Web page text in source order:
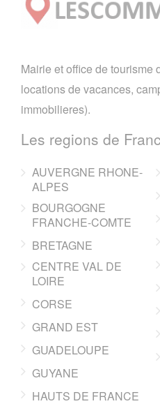
Mairie et office de tourisme
locations de vacances,
immobilieres).
Les regions de
AUVERGNE RHONE-
ALPES
BOURGOGNE
FRANCHE-COMTE
BRETAGNE
CENTRE VAL DE
LOIRE
CORSE
GRAND EST
GUADELOUPE
GUYANE
HAUTS DE FRANCE